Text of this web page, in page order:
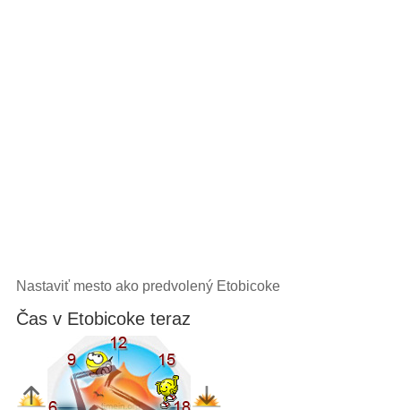
Nastaviť mesto ako predvolený Etobicoke
Čas v Etobicoke teraz